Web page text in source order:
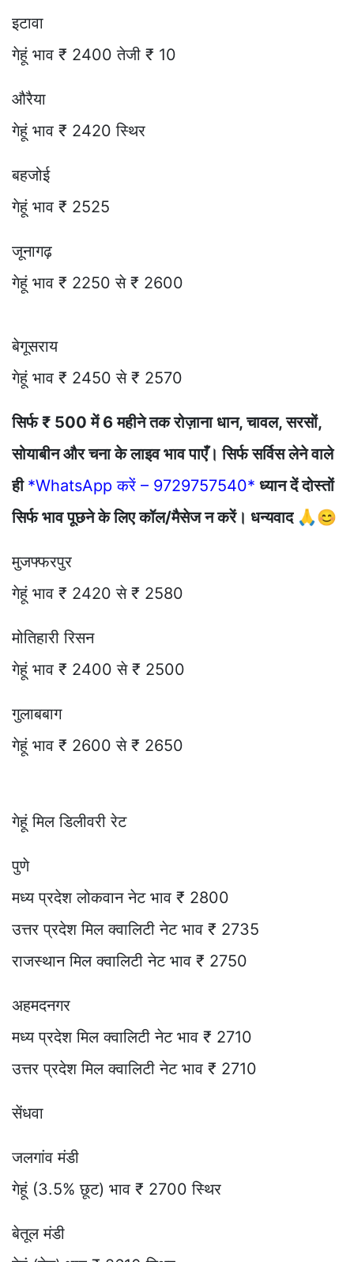
इटावा
गेहूं भाव ₹ 2400 तेजी ₹ 10
औरैया
गेहूं भाव ₹ 2420 स्थिर
बहजोई
गेहूं भाव ₹ 2525
जूनागढ़
गेहूं भाव ₹ 2250 से ₹ 2600
बेगूसराय
गेहूं भाव ₹ 2450 से ₹ 2570
सिर्फ ₹ 500 में 6 महीने तक रोज़ाना धान, चावल, सरसों,
सोयाबीन और चना के लाइव भाव पाएँ। सिर्फ सर्विस लेने वाले
ही *WhatsApp करें – 9729757540* ध्यान दें दोस्तों
सिर्फ भाव पूछने के लिए कॉल/मैसेज न करें। धन्यवाद 🙏😊
मुजफ्फरपुर
गेहूं भाव ₹ 2420 से ₹ 2580
मोतिहारी रिसन
गेहूं भाव ₹ 2400 से ₹ 2500
गुलाबबाग
गेहूं भाव ₹ 2600 से ₹ 2650
गेहूं मिल डिलीवरी रेट
पुणे
मध्य प्रदेश लोकवान नेट भाव ₹ 2800
उत्तर प्रदेश मिल क्वालिटी नेट भाव ₹ 2735
राजस्थान मिल क्वालिटी नेट भाव ₹ 2750
अहमदनगर
मध्य प्रदेश मिल क्वालिटी नेट भाव ₹ 2710
उत्तर प्रदेश मिल क्वालिटी नेट भाव ₹ 2710
सेंधवा
जलगांव मंडी
गेहूं (3.5% छूट) भाव ₹ 2700 स्थिर
बेतूल मंडी